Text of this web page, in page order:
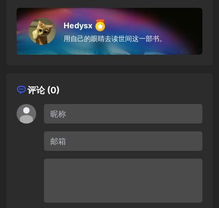
Hedysx
用自己的眼睛去读世间这一部书。
评论 (0)